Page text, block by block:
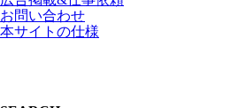
お問い合わせ
本サイトの仕様